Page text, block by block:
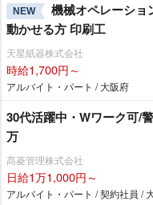
NEW
機械オペレーショ
動かせる方 印刷工
天星紙器株式会社
時給1,700円～
アルバイト・パート / 大阪府
30代活躍中・Wワーク可/
万
髙菱管理株式会社
日給1万1,000円～
アルバイト・パート / 契約社員 /